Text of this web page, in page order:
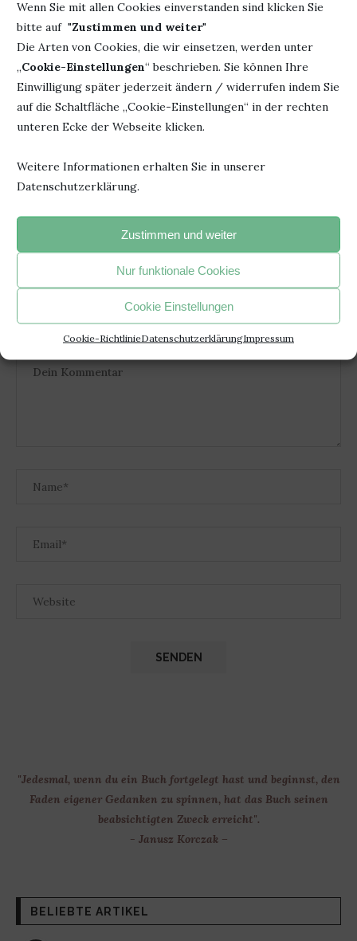
Wenn Sie mit allen Cookies einverstanden sind klicken Sie
bitte auf "Zustimmen und weiter"
Die Arten von Cookies, die wir einsetzen, werden unter
„Cookie-Einstellungen“ beschrieben. Sie können Ihre
Einwilligung später jederzeit ändern / widerrufen indem Sie
auf die Schaltfläche „Cookie-Einstellungen“ in der rechten
unteren Ecke der Webseite klicken.
Weitere Informationen erhalten Sie in unserer
Datenschutzerklärung.
Zustimmen und weiter
Nur funktionale Cookies
Cookie Einstellungen
Cookie-RichtlinieDatenschutzerklärungImpressum
REZENSION – FRAU HONIG UND DIE MAGIE
HINTERLASSE EINEN KOMMENTAR
"Jedesmal, wenn du ein Buch fortgelegt hast und beginnst, den
Faden eigener Gedanken zu spinnen, hat das Buch seinen
beabsichtigten Zweck erreicht".
- Janusz Korczak –
BELIEBTE ARTIKEL